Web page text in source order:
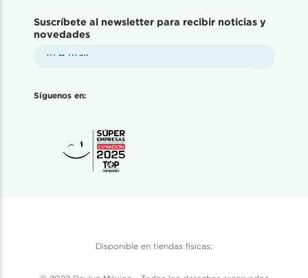
Suscríbete al newsletter para recibir noticias y
novedades
Síguenos en:
Disponible en tiendas físicas: